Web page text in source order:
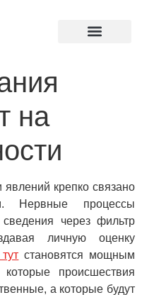
на
крепко связано
Нервные процессы
сведения через фильтр
личную оценку
становятся мощным
происшествия
а которые будут